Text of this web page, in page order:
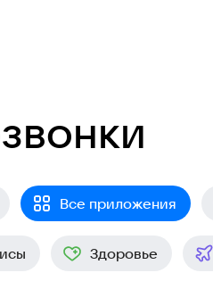
Все приложения
Здоровье